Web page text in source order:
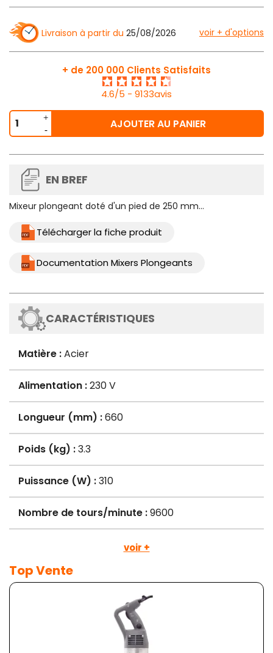
Livraison à partir du 25/08/2026 voir + d'options
+ de 200 000 Clients Satisfaits
4.6/5 - 9133avis
AJOUTER AU PANIER
EN BREF
Mixeur plongeant doté d'un pied de 250 mm…
Télécharger la fiche produit
Documentation Mixers Plongeants
CARACTÉRISTIQUES
Matière :Acier
Alimentation :230 V
Longueur (mm) :660
Poids (kg) :3.3
Puissance (W) :310
Nombre de tours/minute :9600
voir +
Top Vente